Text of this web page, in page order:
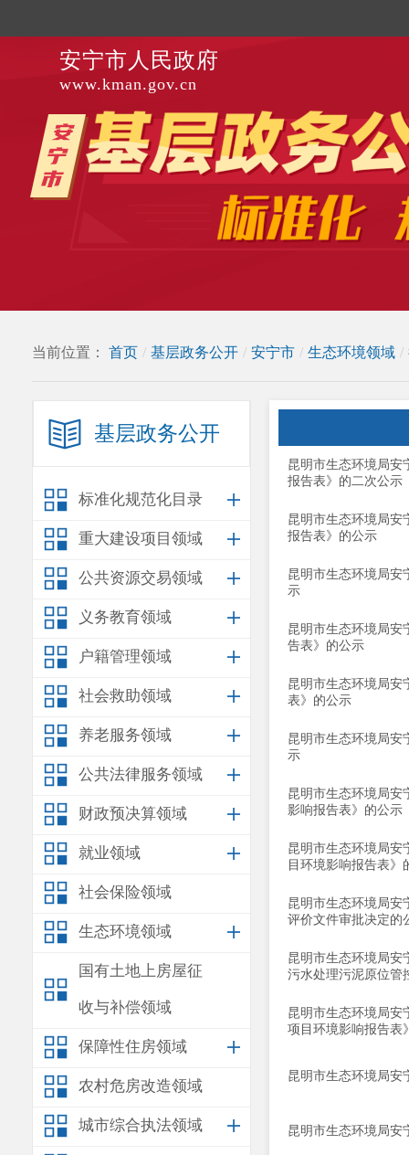
安宁市人民政府
www.kman.gov.cn
当前位置： 首页 / 基层政务公开 / 安宁市 / 生态环境领域 /
基层政务公开
标准化规范化目录
重大建设项目领域
公共资源交易领域
义务教育领域
户籍管理领域
社会救助领域
养老服务领域
公共法律服务领域
财政预决算领域
就业领域
社会保险领域
生态环境领域
国有土地上房屋征
收与补偿领域
保障性住房领域
农村危房改造领域
城市综合执法领域
昆明市生态环境局安
报告表》的二次公示
昆明市生态环境局安
报告表》的公示
昆明市生态环境局安
示
昆明市生态环境局安
告表》的公示
昆明市生态环境局安
表》的公示
昆明市生态环境局安
示
昆明市生态环境局安
影响报告表》的公示
昆明市生态环境局安
目环境影响报告表》
昆明市生态环境局安
评价文件审批决定的
昆明市生态环境局安
污水处理污泥原位管
昆明市生态环境局安
项目环境影响报告表
昆明市生态环境局安
昆明市生态环境局安